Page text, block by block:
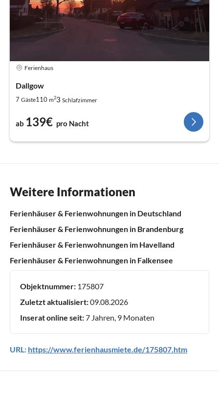
Ferienhaus
Dallgow
7 Gäste110 m23 Schlafzimmer
ab 139€ pro Nacht
Weitere Informationen
Ferienhäuser & Ferienwohnungen in Deutschland
Ferienhäuser & Ferienwohnungen in Brandenburg
Ferienhäuser & Ferienwohnungen im Havelland
Ferienhäuser & Ferienwohnungen in Falkensee
Objektnummer: 175807
Zuletzt aktualisiert:09.08.2026
Inserat online seit:7 Jahren, 9 Monaten
URL: https://www.ferienhausmiete.de/175807.htm